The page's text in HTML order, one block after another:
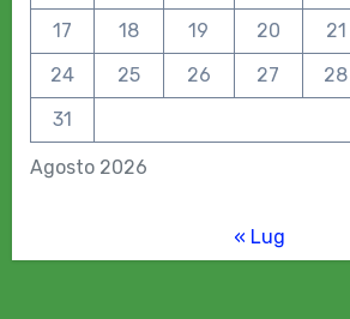
Agosto 2026
17
18 19 20 21
24
25 26 27 28
31
« Lug